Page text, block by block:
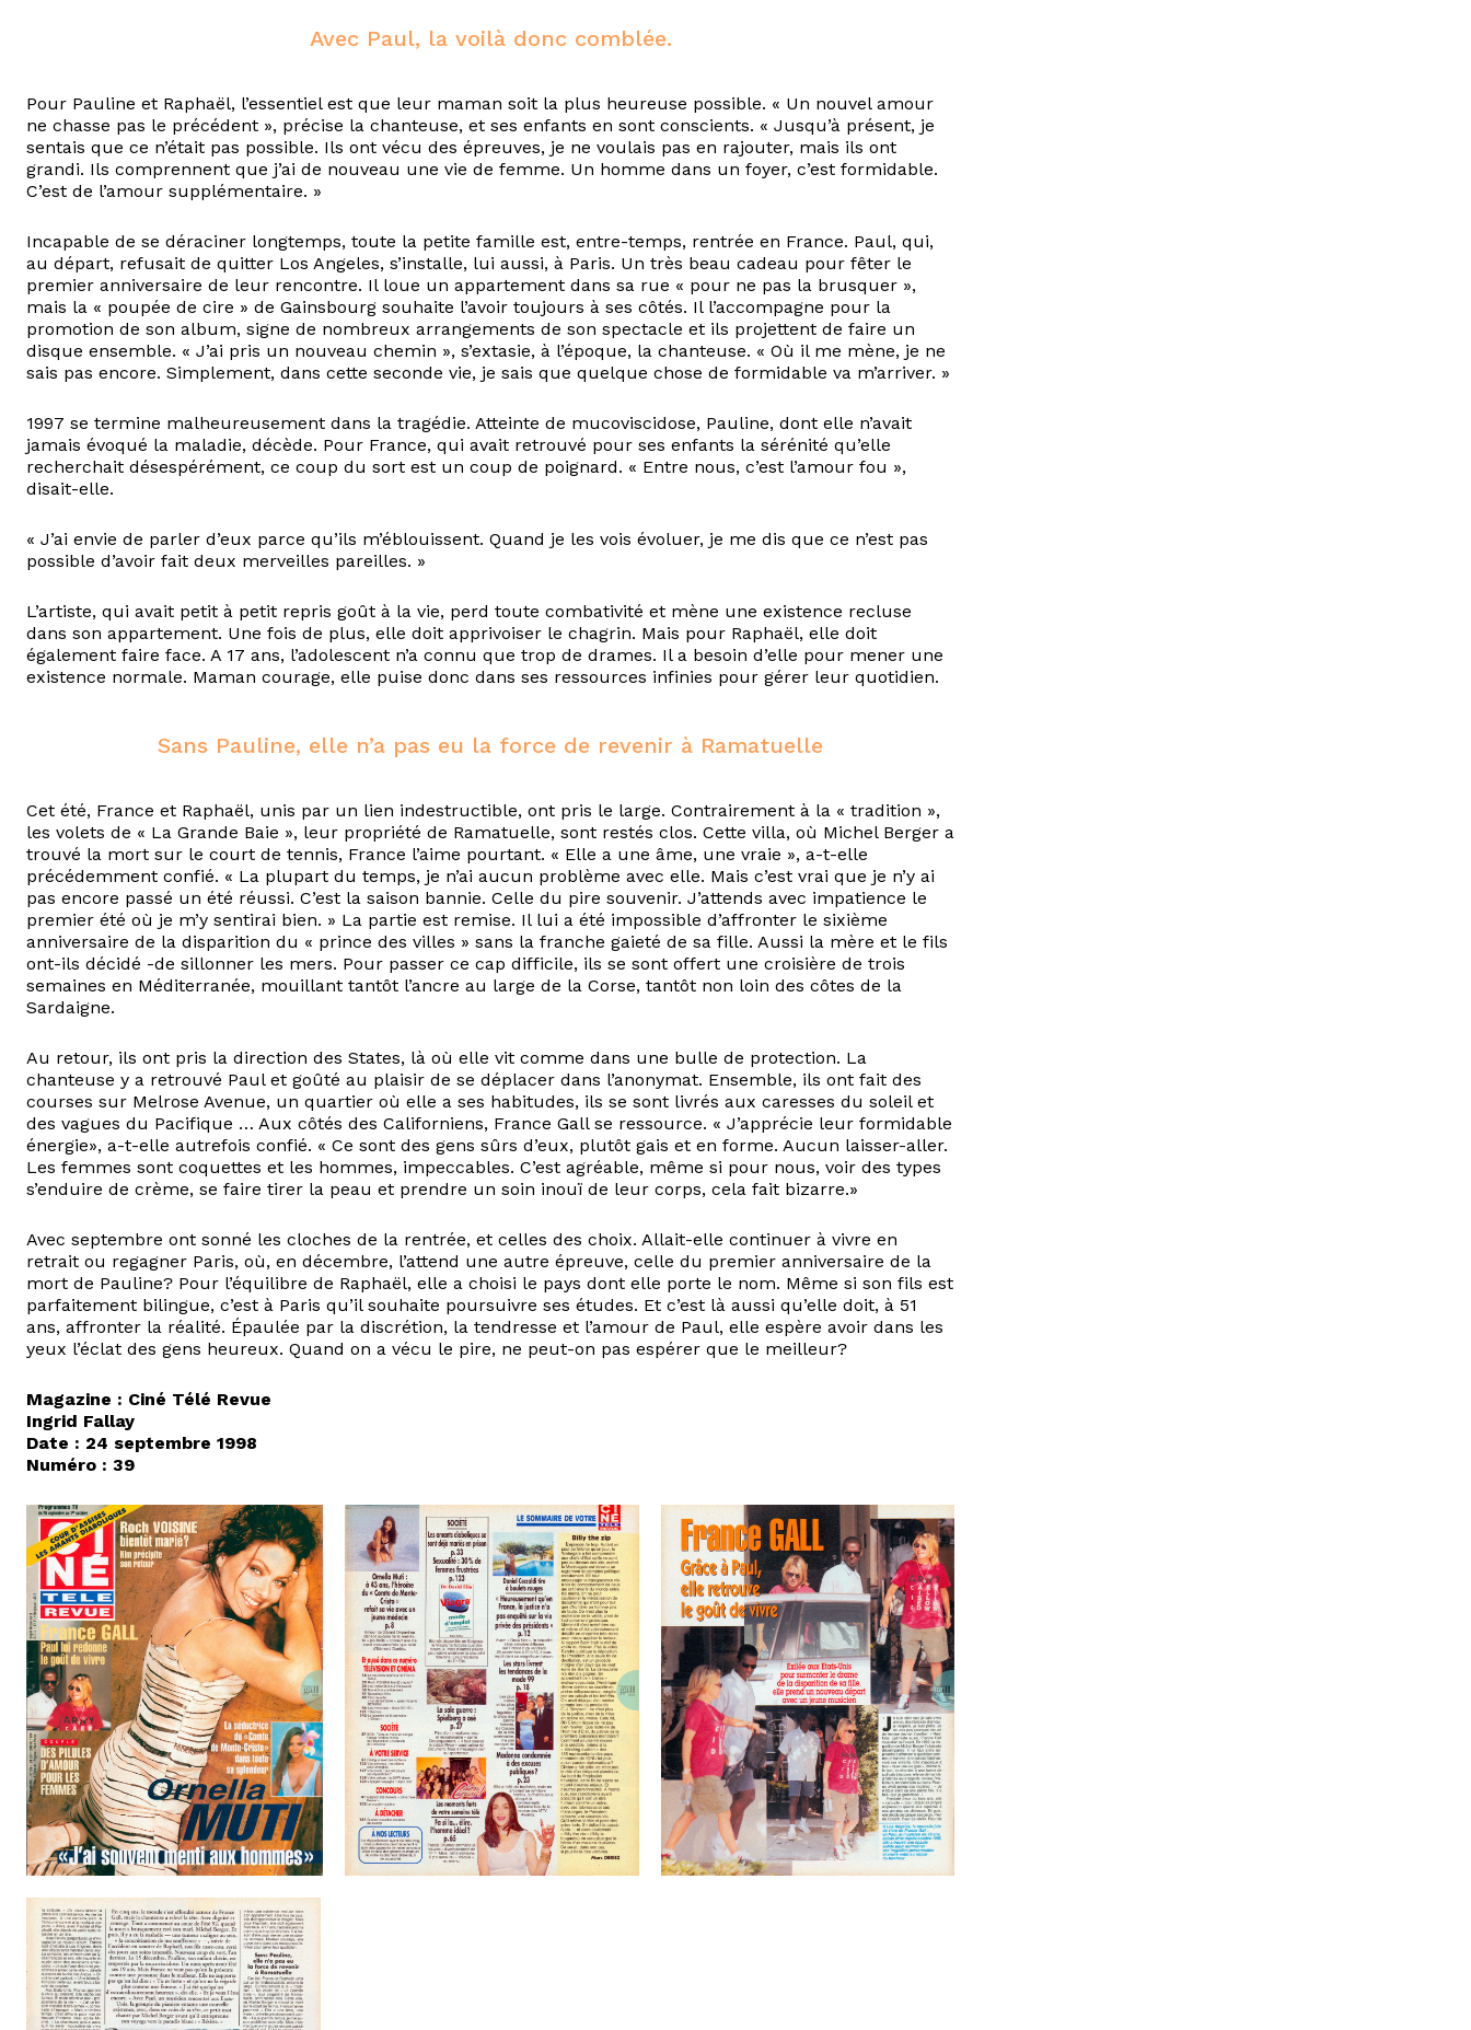
Avec Paul, la voilà donc comblée.
Pour Pauline et Raphaël, l’essentiel est que leur maman soit la plus heureuse possible. « Un nouvel amour
ne chasse pas le précédent », précise la chanteuse, et ses enfants en sont conscients. « Jusqu’à présent, je
sentais que ce n’était pas possible. Ils ont vécu des épreuves, je ne voulais pas en rajouter, mais ils ont
grandi. Ils comprennent que j’ai de nouveau une vie de femme. Un homme dans un foyer, c’est formidable.
C’est de l’amour supplémentaire. »
Incapable de se déraciner longtemps, toute la petite famille est, entre-temps, rentrée en France. Paul, qui,
au départ, refusait de quitter Los Angeles, s’installe, lui aussi, à Paris. Un très beau cadeau pour fêter le
premier anniversaire de leur rencontre. Il loue un appartement dans sa rue « pour ne pas la brusquer »,
mais la « poupée de cire » de Gainsbourg souhaite l’avoir toujours à ses côtés. Il l’accompagne pour la
promotion de son album, signe de nombreux arrangements de son spectacle et ils projettent de faire un
disque ensemble. « J’ai pris un nouveau chemin », s’extasie, à l’époque, la chanteuse. « Où il me mène, je ne
sais pas encore. Simplement, dans cette seconde vie, je sais que quelque chose de formidable va m’arriver. »
1997 se termine malheureusement dans la tragédie. Atteinte de mucoviscidose, Pauline, dont elle n’avait
jamais évoqué la maladie, décède. Pour France, qui avait retrouvé pour ses enfants la sérénité qu’elle
recherchait désespérément, ce coup du sort est un coup de poignard. « Entre nous, c’est l’amour fou »,
disait-elle.
« J’ai envie de parler d’eux parce qu’ils m’éblouissent. Quand je les vois évoluer, je me dis que ce n’est pas
possible d’avoir fait deux merveilles pareilles. »
L’artiste, qui avait petit à petit repris goût à la vie, perd toute combativité et mène une existence recluse
dans son appartement. Une fois de plus, elle doit apprivoiser le chagrin. Mais pour Raphaël, elle doit
également faire face. A 17 ans, l’adolescent n’a connu que trop de drames. Il a besoin d’elle pour mener une
existence normale. Maman courage, elle puise donc dans ses ressources infinies pour gérer leur quotidien.
Sans Pauline, elle n’a pas eu la force de revenir à Ramatuelle
Cet été, France et Raphaël, unis par un lien indestructible, ont pris le large. Contrairement à la « tradition »,
les volets de « La Grande Baie », leur propriété de Ramatuelle, sont restés clos. Cette villa, où Michel Berger a
trouvé la mort sur le court de tennis, France l’aime pourtant. « Elle a une âme, une vraie », a-t-elle
précédemment confié. « La plupart du temps, je n’ai aucun problème avec elle. Mais c’est vrai que je n’y ai
pas encore passé un été réussi. C’est la saison bannie. Celle du pire souvenir. J’attends avec impatience le
premier été où je m’y sentirai bien. » La partie est remise. Il lui a été impossible d’affronter le sixième
anniversaire de la disparition du « prince des villes » sans la franche gaieté de sa fille. Aussi la mère et le fils
ont-ils décidé -de sillonner les mers. Pour passer ce cap difficile, ils se sont offert une croisière de trois
semaines en Méditerranée, mouillant tantôt l’ancre au large de la Corse, tantôt non loin des côtes de la
Sardaigne.
Au retour, ils ont pris la direction des States, là où elle vit comme dans une bulle de protection. La
chanteuse y a retrouvé Paul et goûté au plaisir de se déplacer dans l’anonymat. Ensemble, ils ont fait des
courses sur Melrose Avenue, un quartier où elle a ses habitudes, ils se sont livrés aux caresses du soleil et
des vagues du Pacifique … Aux côtés des Californiens, France Gall se ressource. « J’apprécie leur formidable
énergie», a-t-elle autrefois confié. « Ce sont des gens sûrs d’eux, plutôt gais et en forme. Aucun laisser-aller.
Les femmes sont coquettes et les hommes, impeccables. C’est agréable, même si pour nous, voir des types
s’enduire de crème, se faire tirer la peau et prendre un soin inouï de leur corps, cela fait bizarre.»
Avec septembre ont sonné les cloches de la rentrée, et celles des choix. Allait-elle continuer à vivre en
retrait ou regagner Paris, où, en décembre, l’attend une autre épreuve, celle du premier anniversaire de la
mort de Pauline? Pour l’équilibre de Raphaël, elle a choisi le pays dont elle porte le nom. Même si son fils est
parfaitement bilingue, c’est à Paris qu’il souhaite poursuivre ses études. Et c’est là aussi qu’elle doit, à 51
ans, affronter la réalité. Épaulée par la discrétion, la tendresse et l’amour de Paul, elle espère avoir dans les
yeux l’éclat des gens heureux. Quand on a vécu le pire, ne peut-on pas espérer que le meilleur?
Magazine : Ciné Télé Revue
Ingrid Fallay
Date : 24 septembre 1998
Numéro : 39